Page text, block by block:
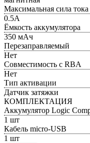
Максимальная сила
0.5А
Ёмкость аккумулятора
350 мАч
Перезаправляемый
Нет
Совместимость с RBA
Нет
Тип активации
Датчик затяжки
КОМПЛЕКТАЦИЯ
Аккумулятор Logic
1 шт
Кабель micro-USB
1 шт